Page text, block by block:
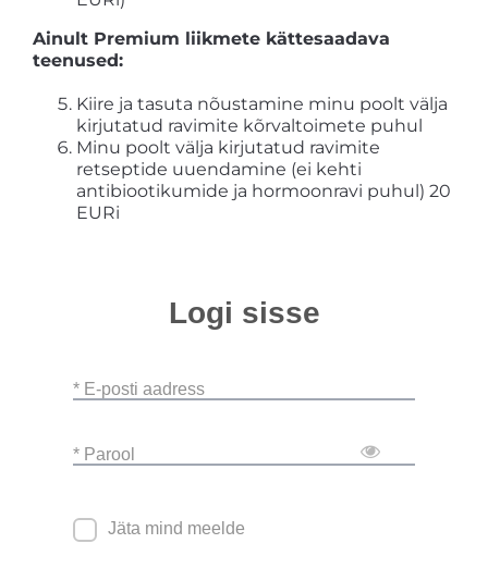
Ainult Premium liikmete kättesaadava
teenused:
Kiire ja tasuta nõustamine minu poolt välja
kirjutatud ravimite kõrvaltoimete puhul
Minu poolt välja kirjutatud ravimite
retseptide uuendamine (ei kehti
antibiootikumide ja hormoonravi puhul) 20
EURi
Logi sisse
* E-posti aadress
* Parool
Jäta mind meelde